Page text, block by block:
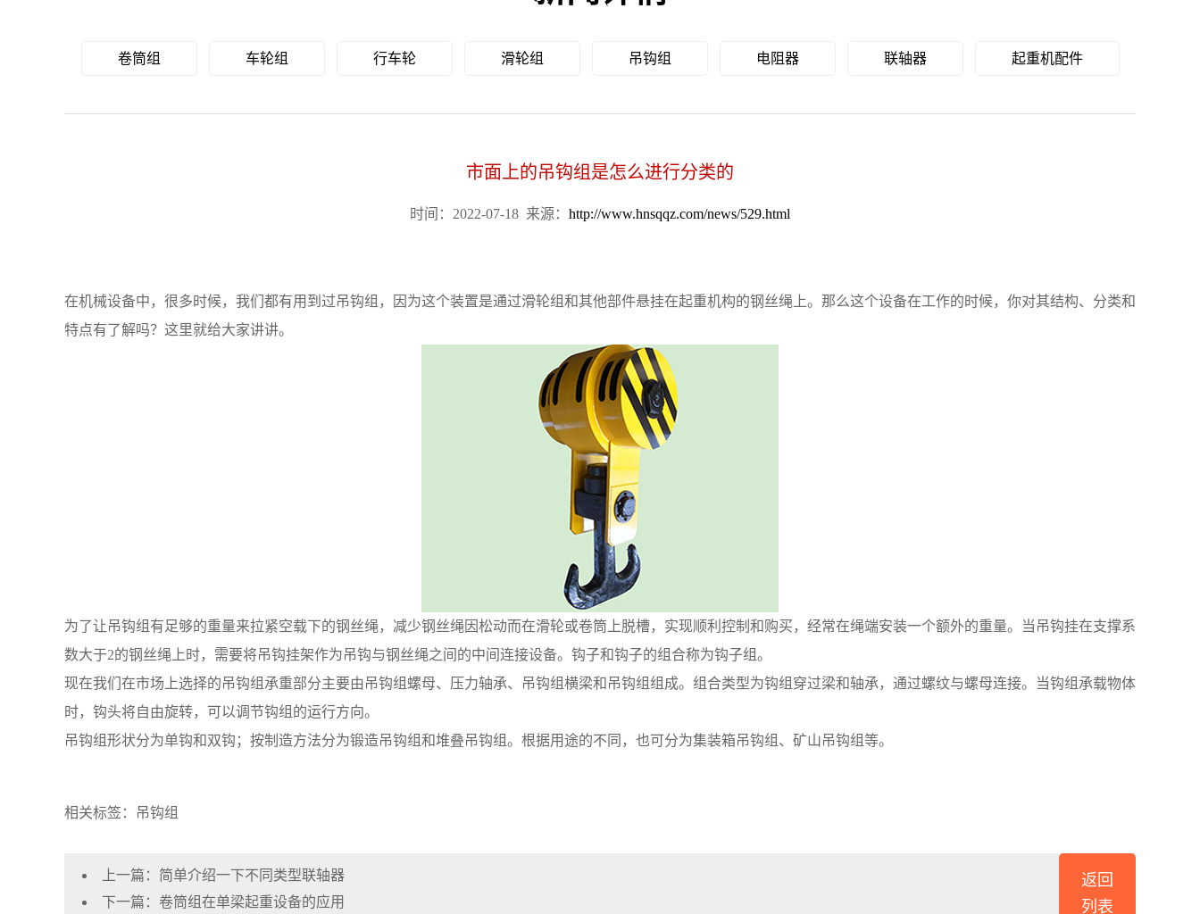
卷筒组 车轮组 行车轮 滑轮组 吊钩组 电阻器 联轴器 起重机配件
市面上的吊钩组是怎么进行分类的
时间：2022-07-18 来源： http://www.hnsqqz.com/news/529.html
在机械设备中，很多时候，我们都有用到过吊钩组，因为这个装置是通过滑轮组和其他部件悬挂在起重机构的钢丝绳上。那么这个设备在工作的时候，你对其结构、分类和
特点有了解吗？这里就给大家讲讲。
为了让吊钩组有足够的重量来拉紧空载下的钢丝绳，减少钢丝绳因松动而在滑轮或卷筒上脱槽，实现顺利控制和购买，经常在绳端安装一个额外的重量。当吊钩挂在支撑系
数大于2的钢丝绳上时，需要将吊钩挂架作为吊钩与钢丝绳之间的中间连接设备。钩子和钩子的组合称为钩子组。
现在我们在市场上选择的吊钩组承重部分主要由吊钩组螺母、压力轴承、吊钩组横梁和吊钩组组成。组合类型为钩组穿过梁和轴承，通过螺纹与螺母连接。当钩组承载物体
时，钩头将自由旋转，可以调节钩组的运行方向。
吊钩组形状分为单钩和双钩；按制造方法分为锻造吊钩组和堆叠吊钩组。根据用途的不同，也可分为集装箱吊钩组、矿山吊钩组等。
相关标签：吊钩组
上一篇： 简单介绍一下不同类型联轴器
下一篇： 卷筒组在单梁起重设备的应用
返回
列表